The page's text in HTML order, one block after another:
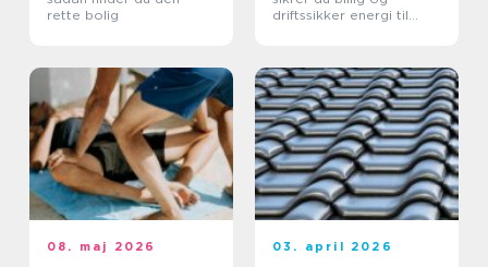
rette bolig
driftssikker energi til
08. maj 2026 03. april 2026